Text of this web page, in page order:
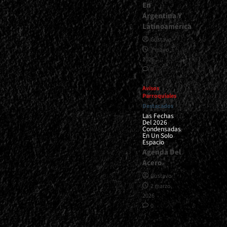
En
Argentina Y
Latinoamérica
Gustavo
7 mayo,
2026
0
Avisos
Parroquiales
Destacados
Las Fechas
Del 2026
Condensadas
En Un Solo
Espacio
Agenda Del
Acero
Gustavo
2 marzo,
2026
0